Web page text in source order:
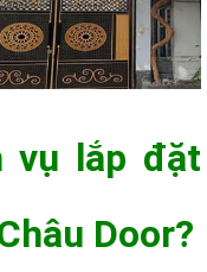
vụ lắp đặt
Door?